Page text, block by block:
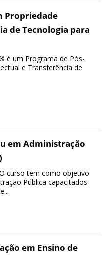
Propriedade
de Tecnologia para
é um Programa de Pós-
e Transferência de
em Administração
curso tem como objetivo
Pública capacitados
em Ensino de